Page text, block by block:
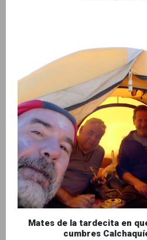
Mates de la tardecita en
cumbres